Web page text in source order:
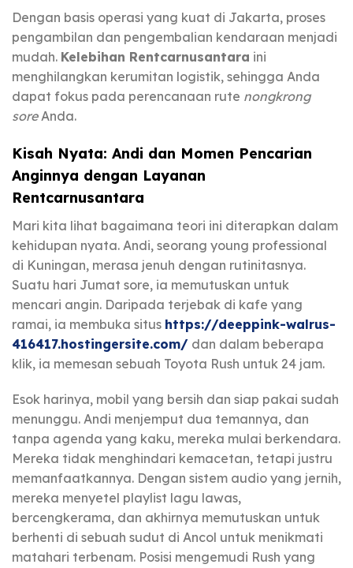
Dengan basis operasi yang kuat di Jakarta, proses
pengambilan dan pengembalian kendaraan menjadi
mudah. Kelebihan Rentcarnusantara ini
menghilangkan kerumitan logistik, sehingga Anda
dapat fokus pada perencanaan rute nongkrong
soreAnda.
Kisah Nyata: Andi dan Momen Pencarian
Anginnya dengan Layanan
Rentcarnusantara
Mari kita lihat bagaimana teori ini diterapkan dalam
kehidupan nyata. Andi, seorang young professional
di Kuningan, merasa jenuh dengan rutinitasnya.
Suatu hari Jumat sore, ia memutuskan untuk
mencari angin. Daripada terjebak di kafe yang
ramai, ia membuka situs https://deeppink-walrus-
416417.hostingersite.com/ dan dalam beberapa
klik, ia memesan sebuah Toyota Rush untuk 24 jam.
Esok harinya, mobil yang bersih dan siap pakai sudah
menunggu. Andi menjemput dua temannya, dan
tanpa agenda yang kaku, mereka mulai berkendara.
Mereka tidak menghindari kemacetan, tetapi justru
memanfaatkannya. Dengan sistem audio yang jernih,
mereka menyetel playlist lagu lawas,
bercengkerama, dan akhirnya memutuskan untuk
berhenti di sebuah sudut di Ancol untuk menikmati
matahari terbenam. Posisi mengemudi Rush yang